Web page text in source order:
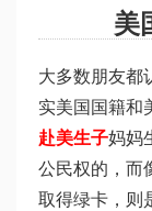
美
大多数朋友都
实美国国籍和
赴美生子妈妈
公民权的，而
取得绿卡，则